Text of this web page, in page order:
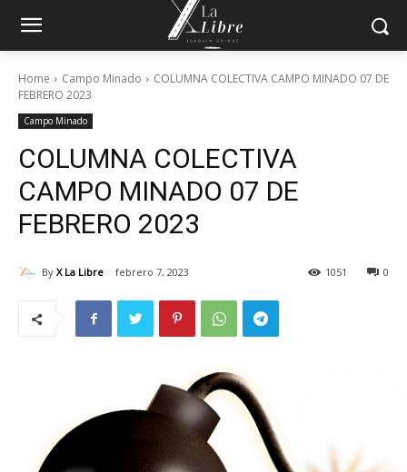
Home Campo Minado
COLUMNA COLECTIVA CAMPO MINADO 07 DE
FEBRERO 2023
Campo Minado
COLUMNA COLECTIVA
CAMPO MINADO 07 DE
FEBRERO 2023
By X La Libre febrero 7, 2023 0
1051